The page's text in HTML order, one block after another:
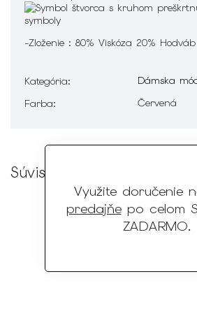
Využite doručenie
predajňepo celom
ZADARMO.
-Zloženie : 80% Viskóza 20% Hodváb
Kategória:
Dámska
Farba: Červená
Súvisiaci tovar